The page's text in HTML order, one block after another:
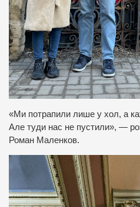
«Ми потрапили лише у хол, а
Але туди нас не пустили», —
Роман Маленков.